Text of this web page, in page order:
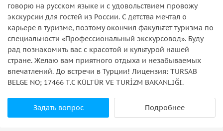
говорю на русском языке и с удовольствием провожу
экскурсии для гостей из России. С детства мечтал о
карьере в туризме, поэтому окончил факультет туризма по
специальности «Профессиональный экскурсовод». Буду
рад познакомить вас с красотой и культурой нашей
стране. Желаю вам приятного отдыха и незабываемых
впечатлений. До встречи в Турции! Лицензия: TURSAB
BELGE NO; 17466 T.C KÜLTÜR VE TURİZM BAKANLIĞI.
Задать вопрос Подробнее